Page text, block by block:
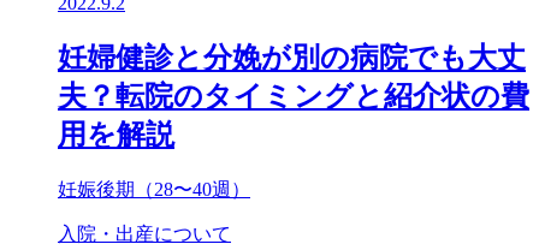
妊婦健診と分娩が別の病院でも大丈
夫？転院のタイミングと紹介状の費
用を解説
妊娠後期（28〜40週）
入院・出産について